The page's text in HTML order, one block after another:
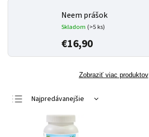
Neem prášok
Skladom (>5 ks)
€16,90
Zobraziť viac produktov
Najpredávanejšie
Najlacnejšie
Najdrahšie